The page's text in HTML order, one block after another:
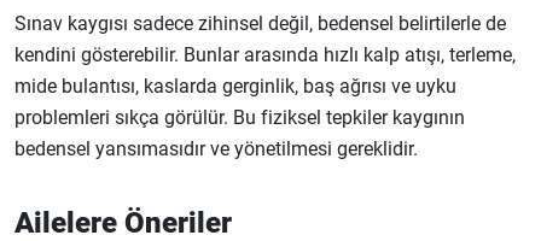
Sınav kaygısı sadece zihinsel değil, bedensel belirtilerle de
kendini gösterebilir. Bunlar arasında hızlı kalp atışı, terleme,
mide bulantısı, kaslarda gerginlik, baş ağrısı ve uyku
problemleri sıkça görülür. Bu fiziksel tepkiler kaygının
bedensel yansımasıdır ve yönetilmesi gereklidir.
Ailelere Öneriler